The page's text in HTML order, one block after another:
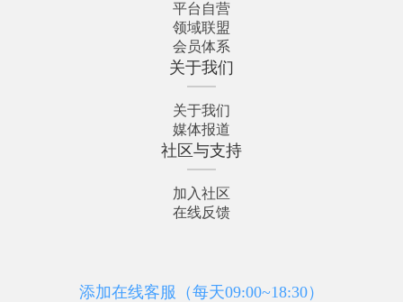
平台自营
领域联盟
会员体系
关于我们
关于我们
媒体报道
社区与支持
加入社区
在线反馈
添加在线客服（每天09:00~18:30）